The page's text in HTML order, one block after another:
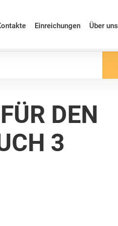
Einreichungen Über uns
DEN
3